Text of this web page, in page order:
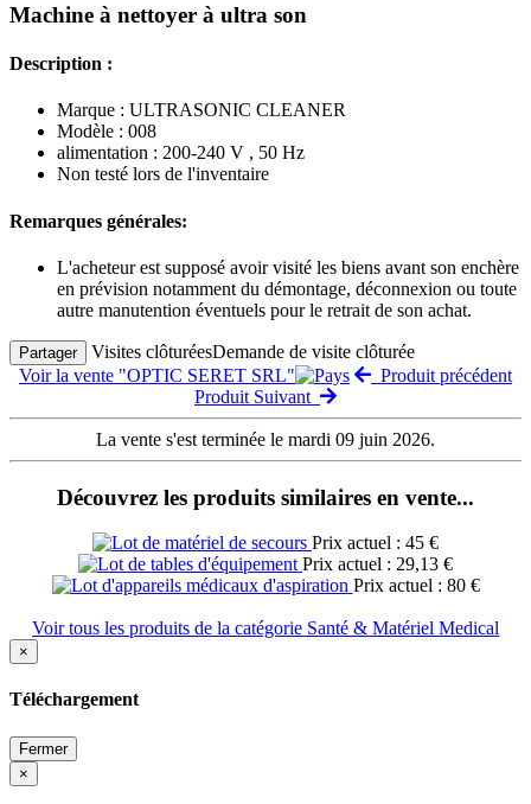
Machine à nettoyer à ultra son
Description :
Marque : ULTRASONIC CLEANER
Modèle : 008
alimentation : 200-240 V , 50 Hz
Non testé lors de l'inventaire
Remarques générales:
L'acheteur est supposé avoir visité les biens avant son enchère
en prévision notamment du démontage, déconnexion ou toute
autre manutention éventuels pour le retrait de son achat.
Partager Visites clôturéesDemande de visite clôturée
Voir la vente "OPTIC SERET SRL"
Produit précédent
Produit Suivant
La vente s'est terminée le mardi 09 juin 2026.
Découvrez les produits similaires en vente...
Prix actuel : 45 €
Prix actuel : 29,13 €
Prix actuel : 80 €
Voir tous les produits de la catégorie Santé & Matériel Medical
×
Téléchargement
Fermer
×